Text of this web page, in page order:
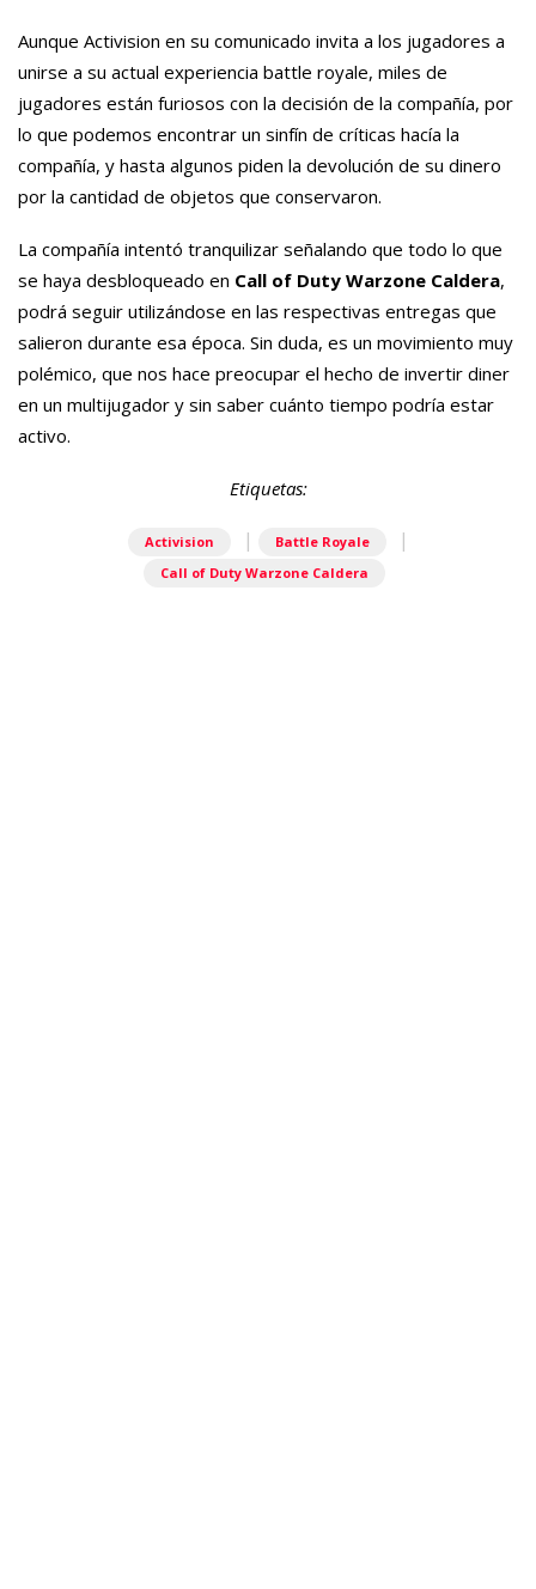
Aunque Activision en su comunicado invita a los jugadores a
unirse a su actual experiencia battle royale, miles de
jugadores están furiosos con la decisión de la compañía, por
lo que podemos encontrar un sinfín de críticas hacía la
compañía, y hasta algunos piden la devolución de su dinero
por la cantidad de objetos que conservaron.
La compañía intentó tranquilizar señalando que todo lo que
se haya desbloqueado en Call of Duty Warzone Caldera,
podrá seguir utilizándose en las respectivas entregas que
salieron durante esa época. Sin duda, es un movimiento muy
polémico, que nos hace preocupar el hecho de invertir diner
en un multijugador y sin saber cuánto tiempo podría estar
activo.
Etiquetas:
Activision | Battle Royale |
Call of Duty Warzone Caldera